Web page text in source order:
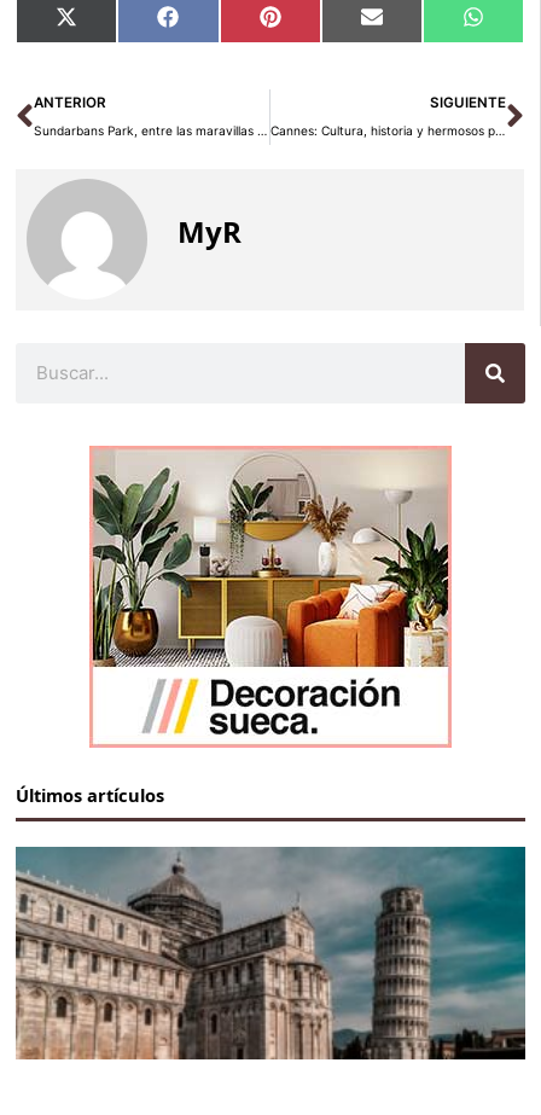
Compartir
en
X
(Twitter)
Compartir
en
Facebook Compartir
en
Pinterest Compartir
en
Email
en
Ant
ANTERIOR
Sundarbans Park, entre las maravillas del mundo
SIGUIENTE
Cannes: Cultura, historia y hermosos paisajes de Francia
MyR
Últimos artículos